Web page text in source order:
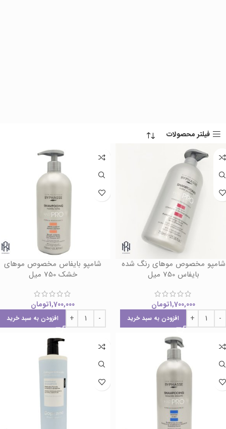
فیلتر محصولات
شامپو مخصوص موهای رنگ شده
بایفاس 750 میل
1,700,000تومان
افزودن به سبد خرید
شامپو بایفاس مخصوص موهای
خشک 750 میل
1,700,000تومان
افزودن به سبد خرید